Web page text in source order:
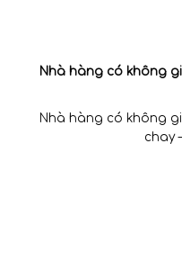
Nhà hàng có không
Nhà hàng có không
chay